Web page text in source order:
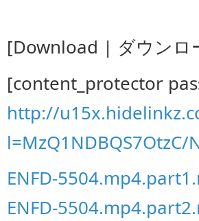
[Download | ダウンロ
[content_protector
http://
l=MzQ1NDBQS7OtzC/
ENFD-
ENFD-